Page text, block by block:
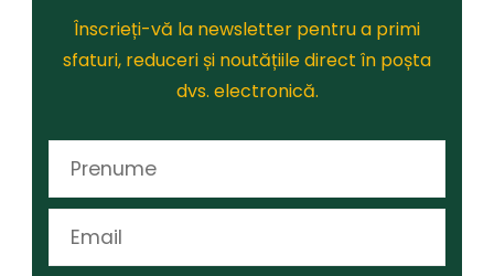
Înscrieți-vă la newsletter pentru a primi
sfaturi, reduceri și noutățiile direct în poșta
dvs. electronică.